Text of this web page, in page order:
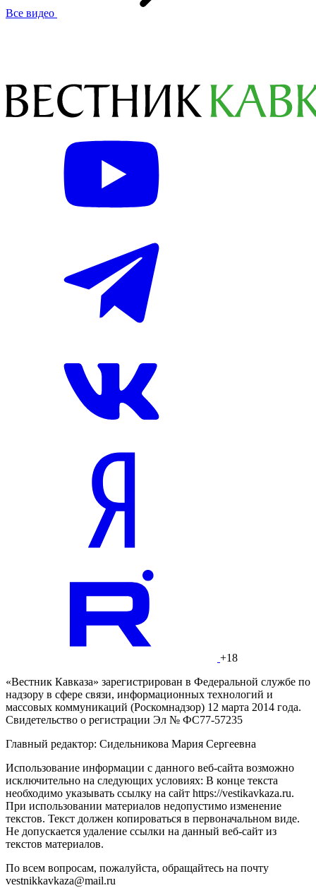
Все видео
+18
«Вестник Кавказа» зарегистрирован в Федеральной службе по
надзору в сфере связи, информационных технологий и
массовых коммуникаций (Роскомнадзор) 12 марта 2014 года.
Свидетельство о регистрации Эл № ФС77-57235
Главный редактор: Сидельникова Мария Сергеевна
Использование информации с данного веб-сайта возможно
исключительно на следующих условиях: В конце текста
необходимо указывать ссылку на сайт https://vestikavkaza.ru.
При использовании материалов недопустимо изменение
текстов. Текст должен копироваться в первоначальном виде.
Не допускается удаление ссылки на данный веб-сайт из
текстов материалов.
По всем вопросам, пожалуйста, обращайтесь на почту
vestnikkavkaza@mail.ru